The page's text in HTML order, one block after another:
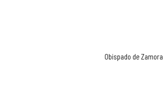
Obispado de Zamora